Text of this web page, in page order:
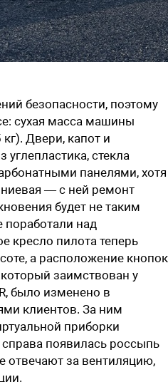
безопасности, поэтому
сухая масса машины
Двери, капот и
стекла
панелями, хотя
— с ней ремонт
будет не таким
над
кресло пилота теперь
а расположение кнопок
заимствован у
было изменено в
клиентов. За ним
приборки
появилась россыпь
отвечают за вентиляцию,